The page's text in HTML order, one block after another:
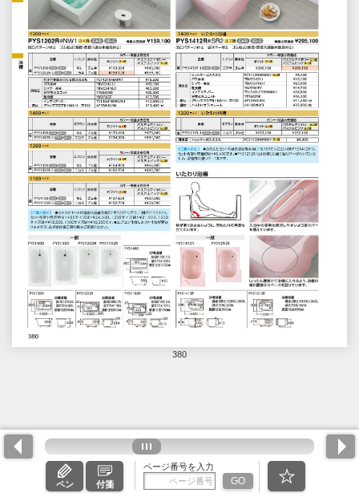
380
ペン 付箋
ページ番号を入力
GO